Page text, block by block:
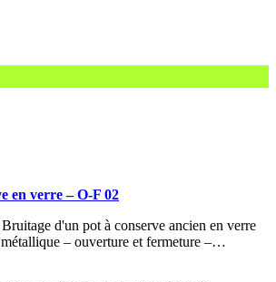
en verre – O-F 02
d'un pot à conserve ancien en verre
– ouverture et fermeture –…